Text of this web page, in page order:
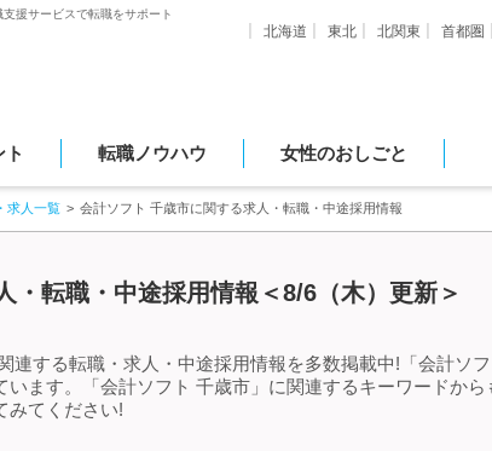
援サービスで転職をサポート
北海道 東北 北関東 首都圏
転職ノウハウ 女性のおしごと
求人一覧 会計ソフト 千歳市に関する求人・転職・中途採用情報
・転職・中途採用情報＜8/6（木）更新＞
連する転職・求人・中途採用情報を多数掲載中!「会計ソ
ます。「会計ソフト 千歳市」に関連するキーワードか
みてください!